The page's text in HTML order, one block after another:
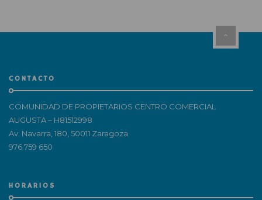
CONTACTO
COMUNIDAD DE PROPIETARIOS CENTRO COMERCIAL
AUGUSTA – H81512998
Av. Navarra, 180, 50011 Zaragoza
976 759 650
HORARIOS